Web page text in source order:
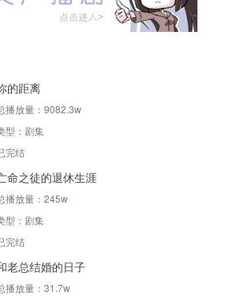
的距离
播放量： 9082.3w
型： 剧集
完结
命之徒的退休生涯
播放量： 245w
型： 剧集
完结
老总结婚的日子
播放量： 31.7w